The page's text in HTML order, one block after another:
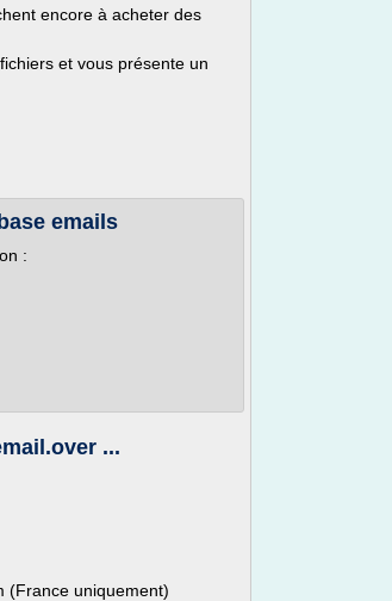
encore à acheter des
et vous présente un
emails
:
...
(France uniquement)